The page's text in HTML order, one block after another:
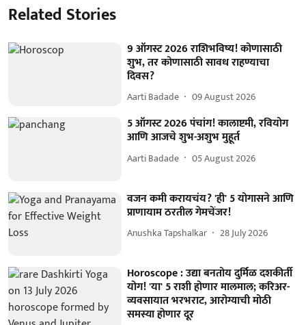
Related Stories
9 ऑगस्ट 2026 राशिभविष्य! कोणासाठी
शुभ, तर कोणासाठी सावध राहण्याचा
दिवस?
Aarti Badade 09 August 2026
5 ऑगस्ट 2026 पंचांग! कालाष्टमी, रवियोग
आणि आजचे शुभ-अशुभ मुहूर्त
Aarti Badade 05 August 2026
वजन कमी करायचंय? 'ही' 5 योगासने आणि
प्राणायाम ठरतील गेमचेंजर!
Anushka Tapshalkar 28 July 2026
Horoscope : उद्या बनतोय दुर्मिळ दशकीर्ती
योग! 'या' 5 राशी होणार मालमाल; करिअर-
व्यवसायात भरभराट, आरोग्याची मोठी
समस्या होणार दूर